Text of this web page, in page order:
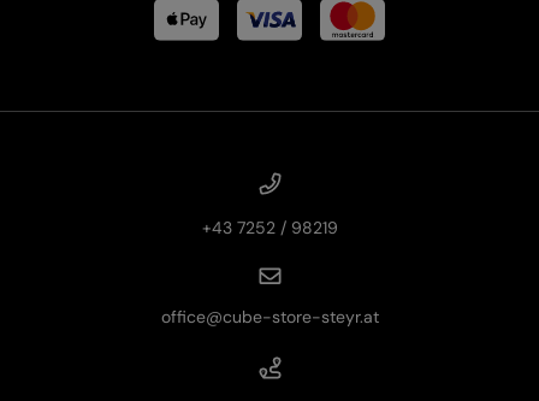
+43 7252 / 98219
office@cube-store-steyr.at